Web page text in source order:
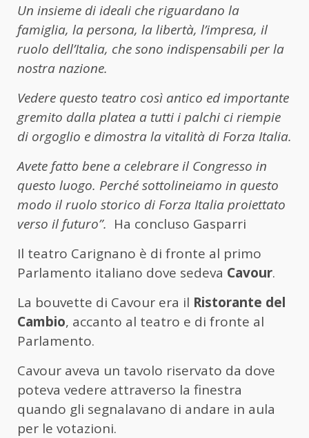
Un insieme di ideali che riguardano la
famiglia, la persona, la libertà, l’impresa, il
ruolo dell’Italia, che sono indispensabili per la
nostra nazione.
Vedere questo teatro così antico ed importante
gremito dalla platea a tutti i palchi ci riempie
di orgoglio e dimostra la vitalità di Forza Italia.
Avete fatto bene a celebrare il Congresso in
questo luogo. Perché sottolineiamo in questo
modo il ruolo storico di Forza Italia proiettato
verso il futuro”. Ha concluso Gasparri
Il teatro Carignano è di fronte al primo
Parlamento italiano dove sedeva Cavour.
La bouvette di Cavour era il Ristorante del
Cambio, accanto al teatro e di fronte al
Parlamento.
Cavour aveva un tavolo riservato da dove
poteva vedere attraverso la finestra
quando gli segnalavano di andare in aula
per le votazioni.